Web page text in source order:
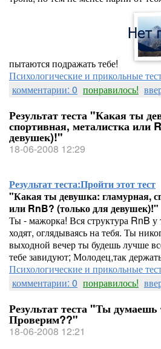
пытаются подражать тебе!
Психологические и прикольные
комментарии: 0 понравилось!
Результат теста "Какая ты
спортивная, металистка или
девушек)!"
18-06-2008 12:29
Результат теста:Пройти этот тест
"Какая ты девушка: гламурная,
или RnB? (только для девушек)!"
Ты - мажорка! Вся структура RnB у
ходят, оглядываясь на тебя. Ты
выходной вечер ты будешь лучше
тебе завидуют; Молодец,так
Психологические и прикольные
комментарии: 0 понравилось!
Результат теста "Ты
Проверим??"
18-06-2008 12:21